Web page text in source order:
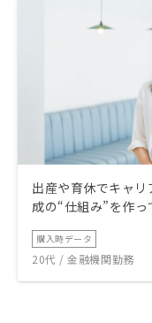
出産や育休でキャ
成の“仕組み”を作っ
購入時データ
20代 / 金融機関勤務